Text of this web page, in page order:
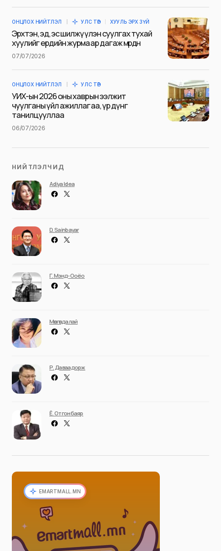
time I comment.
Илгээх
ОНЦЛОХ НИЙТЛЭЛ УЛС ТӨР ХУУЛЬ ЭРХ ЗҮЙ
Эрхтэн, эд, эс шилжүүлэн суулгах тухай
хуулийг ердийн журмаар дагаж мөрдөнө
07/07/2026
ОНЦЛОХ НИЙТЛЭЛ УЛС ТӨР
УИХ-ын 2026 оны хаврын ээлжит
чуулганы үйл ажиллагаа, үр дүнг
танилцууллаа
06/07/2026
НИЙТЛЭЛЧИД
Adiya Idea
D. Sainbayar
Г. Мэнд-Ооёо
Мөнгөндалай
Р. Даваадорж
Ё. Отгонбаяр
EMARTMALL.MN